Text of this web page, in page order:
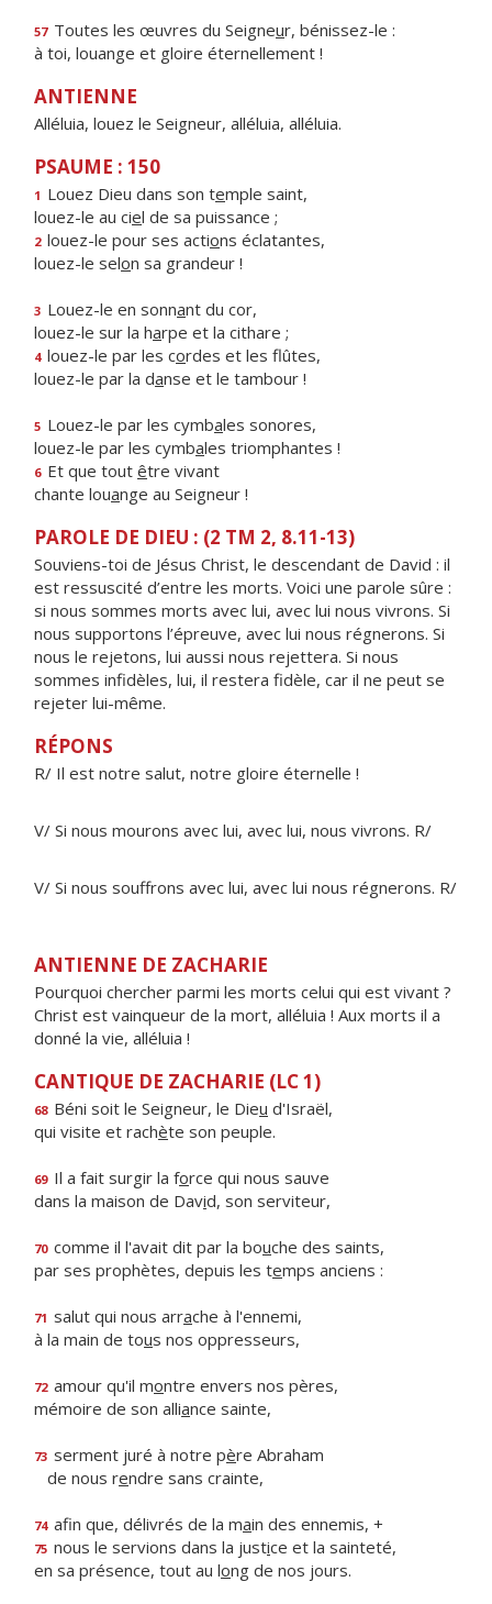
57 Toutes les œuvres du Seigneur, bénissez-le :
à toi, louange et gloire éternellement !
ANTIENNE
Alléluia, louez le Seigneur, alléluia, alléluia.
PSAUME : 150
1 Louez Dieu dans son temple saint,
louez-le au ciel de sa puissance ;
2 louez-le pour ses actions éclatantes,
louez-le selon sa grandeur !
3 Louez-le en sonnant du cor,
louez-le sur la harpe et la cithare ;
4 louez-le par les cordes et les flûtes,
louez-le par la danse et le tambour !
5 Louez-le par les cymbales sonores,
louez-le par les cymbales triomphantes !
6 Et que tout être vivant
chante louange au Seigneur !
PAROLE DE DIEU : (2 TM 2, 8.11-13)
Souviens-toi de Jésus Christ, le descendant de David : il
est ressuscité d’entre les morts. Voici une parole sûre :
si nous sommes morts avec lui, avec lui nous vivrons. Si
nous supportons l’épreuve, avec lui nous régnerons. Si
nous le rejetons, lui aussi nous rejettera. Si nous
sommes infidèles, lui, il restera fidèle, car il ne peut se
rejeter lui-même.
RÉPONS
R/ Il est notre salut, notre gloire éternelle !
V/ Si nous mourons avec lui, avec lui, nous vivrons. R/
V/ Si nous souffrons avec lui, avec lui nous régnerons. R/
ANTIENNE DE ZACHARIE
Pourquoi chercher parmi les morts celui qui est vivant ?
Christ est vainqueur de la mort, alléluia ! Aux morts il a
donné la vie, alléluia !
CANTIQUE DE ZACHARIE (LC 1)
68 Béni soit le Seigneur, le Dieu d'Israël,
qui visite et rachète son peuple.
69 Il a fait surgir la force qui nous sauve
dans la maison de David, son serviteur,
70 comme il l'avait dit par la bouche des saints,
par ses prophètes, depuis les temps anciens :
71 salut qui nous arrache à l'ennemi,
à la main de tous nos oppresseurs,
72 amour qu'il montre envers nos pères,
mémoire de son alliance sainte,
73 serment juré à notre père Abraham
de nous rendre sans crainte,
74 afin que, délivrés de la main des ennemis, +
75 nous le servions dans la justice et la sainteté,
en sa présence, tout au long de nos jours.